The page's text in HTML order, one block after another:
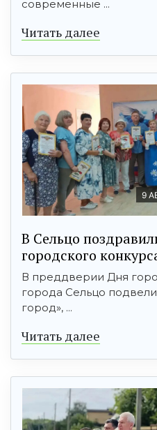
современные ...
Читать далее
9
В Сельцо
городского
В преддверии Дня
города Сельцо
город», ...
Читать далее